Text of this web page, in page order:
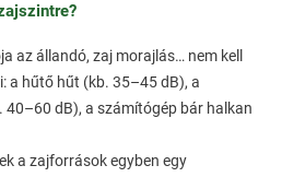
az állandó, zaj morajlás… nem kell
a hűtő hűt (kb. 35–45 dB), a
dB), a számítógép bár halkan
a zajforrások egyben egy